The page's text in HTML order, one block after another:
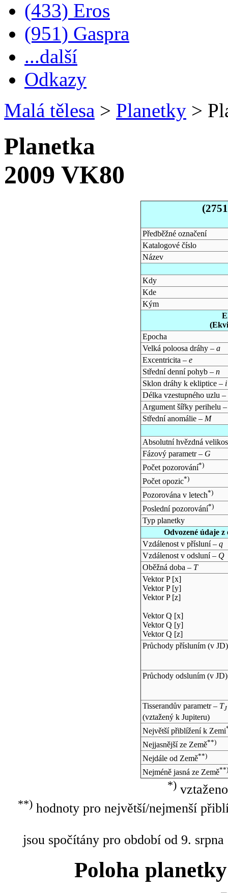
(433) Eros
(951) Gaspra
...další
Odkazy
Malá tělesa > Planetky >
Planetka
2009 VK80
Předběžné označení
Katalogové číslo
Název
Kdy
Kde
Kým
Epocha
Velká poloosa dráhy – a
Excentricita – e
Střední denní pohyb – n
Sklon dráhy k ekliptice – i
Délka vzestupného uzlu –
Argument šířky perihelu
Střední anomálie – M
Absolutní hvězdná
Fázový parametr – G
Počet pozorování*)
Počet opozic*)
Pozorována v letech*)
Poslední pozorování*)
Typ planetky
Odvozené údaje
Vzdálenost v přísluní – q
Vzdálenost v odsluní – Q
Oběžná doba – T
Vektor P [x]
Vektor P [y]
Vektor P [z]
Vektor Q [x]
Vektor Q [y]
Vektor Q [z]
Průchody přísluním (v JD)
Průchody odsluním (v JD)
Tisserandův parametr – TJ
(vztažený k Jupiteru)
Největší přiblížení k Zemi
Nejjasnější ze Země**)
Nejdále od Země**)
Nejméně jasná ze Země**)
*)
**)hodnoty pro největší/nejmenší
jsou spočítány pro období od 9.
Poloha